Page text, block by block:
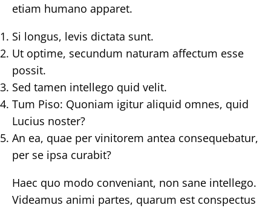
etiam humano apparet.
Si longus, levis dictata sunt.
Ut optime, secundum naturam affectum esse
possit.
Sed tamen intellego quid velit.
Tum Piso: Quoniam igitur aliquid omnes, quid
Lucius noster?
An ea, quae per vinitorem antea consequebatur,
per se ipsa curabit?
Haec quo modo conveniant, non sane intellego.
Videamus animi partes, quarum est conspectus